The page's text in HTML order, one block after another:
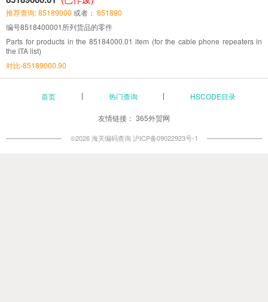
推荐查询: 85189000 或者： 851890
编号8518400001所列货品的零件
Parts for products in the 85184000.01 item (for the cable phone repeaters in
the ITA list)
对比-85189000.90
首页 热门查询 HSCODE目录
友情链接： 365外贸网
©2026 海关编码查询 沪ICP备09022923号-1